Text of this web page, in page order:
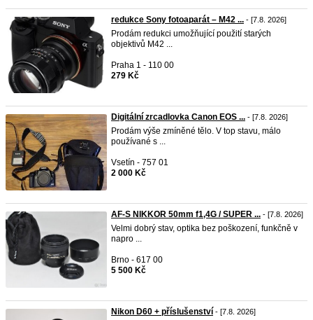
redukce Sony fotoaparát – M42 ... - [7.8. 2026]
Prodám redukci umožňující použití starých
objektivů M42 ...
Praha 1 - 110 00
279 Kč
Digitální zrcadlovka Canon EOS ... - [7.8. 2026]
Prodám výše zmíněné tělo. V top stavu, málo
používané s ...
Vsetín - 757 01
2 000 Kč
AF-S NIKKOR 50mm f1,4G / SUPER ... - [7.8. 2026]
Velmi dobrý stav, optika bez poškození, funkčně v
napro ...
Brno - 617 00
5 500 Kč
Nikon D60 + příslušenství - [7.8. 2026]